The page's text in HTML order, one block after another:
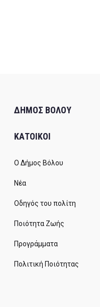
ΔΗΜΟΣ ΒΟΛΟΥ
ΚΑΤΟΙΚΟΙ
Ο Δήμος Βόλου
Νέα
Οδηγός του πολίτη
Ποιότητα Ζωής
Προγράμματα
Πολιτική Ποιότητας